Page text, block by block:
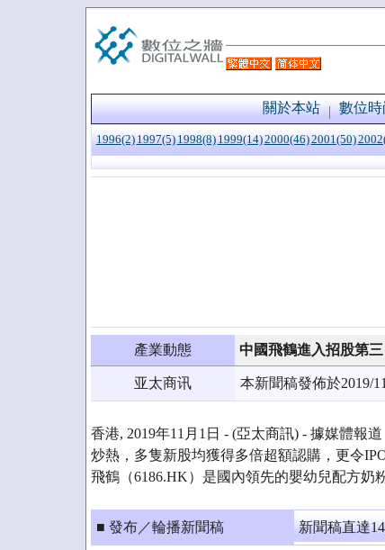
關於本站 數位時
1996(2) 1997(5) 1998(8) 1999(14)2000(46)2001(50)
產業動態 中國飛鶴進入招股第
亚太商讯 本新聞稿發佈於2019/
香港, 2019年11月1日 - (亞太商訊) - 據媒體報
炒熱，多隻新股均獲得多倍超額認購，更令
飛鶴（6186.HK）是國內領先的嬰幼兒配方奶
■ 發布／輪播新聞稿 新聞稿直達